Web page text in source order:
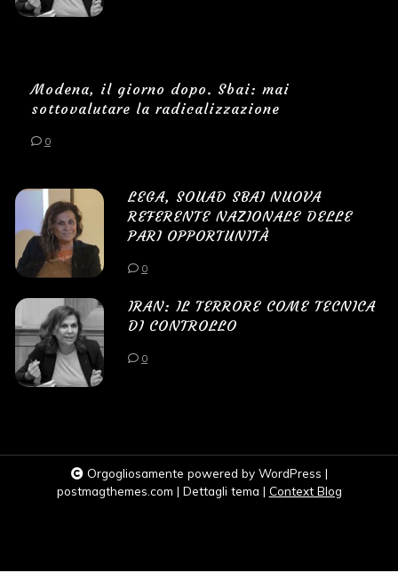
Modena, il giorno dopo. Sbai: mai
sottovalutare la radicalizzazione
0
LEGA, SOUAD SBAI NUOVA
REFERENTE NAZIONALE DELLE
PARI OPPORTUNITÀ
0
IRAN: IL TERRORE COME TECNICA
DI CONTROLLO
0
Orgogliosamente powered by WordPress |
postmagthemes.com | Dettagli tema | Context Blog